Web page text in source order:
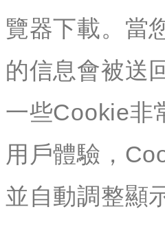
覽器下載。當
的信息會被送
一些Cookie非
用戶體驗，
並自動調整顯